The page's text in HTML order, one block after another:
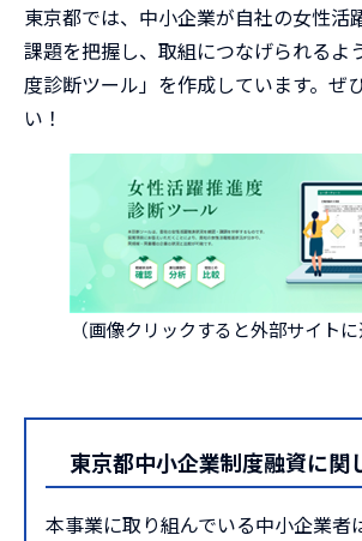
（画像クリックすると外部サイトに
東京都では、中小企業が自社の女性活
課題を把握し、取組につなげられるよ
度診断ツール」を作成しています。ぜ
い！
東京都中小企業制度融資に関
本事業に取り組んでいる中小企業者